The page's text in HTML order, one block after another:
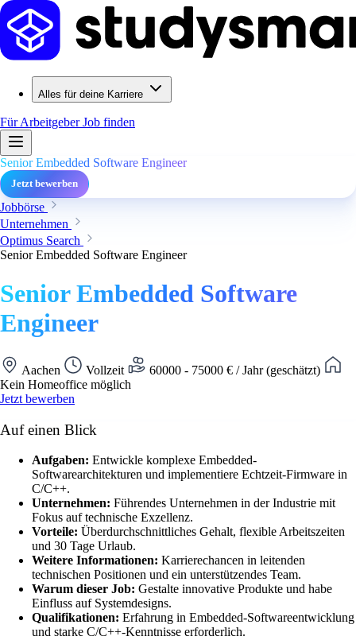
Alles für deine Karriere
Für ArbeitgeberJob finden
Senior Embedded Software Engineer
Jetzt bewerben
Jobbörse
Unternehmen
Optimus Search
Senior Embedded Software Engineer
Senior Embedded Software
Engineer
Aachen Vollzeit
60000 - 75000 € / Jahr (geschätzt)
Kein Homeoffice möglich
Jetzt bewerben
Auf einen Blick
Aufgaben: Entwickle komplexe Embedded-
Softwarearchitekturen und implementiere Echtzeit-Firmware in
C/C++.
Unternehmen: Führendes Unternehmen in der Industrie mit
Fokus auf technische Exzellenz.
Vorteile: Überdurchschnittliches Gehalt, flexible Arbeitszeiten
und 30 Tage Urlaub.
Weitere Informationen: Karrierechancen in leitenden
technischen Positionen und ein unterstützendes Team.
Warum dieser Job: Gestalte innovative Produkte und habe
Einfluss auf Systemdesigns.
Qualifikationen: Erfahrung in Embedded-Softwareentwicklung
und starke C/C++-Kenntnisse erforderlich.